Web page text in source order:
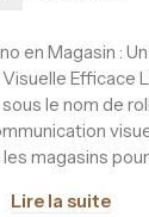
en Magasin :
Efficace
le nom de
magasins
Lire la suite